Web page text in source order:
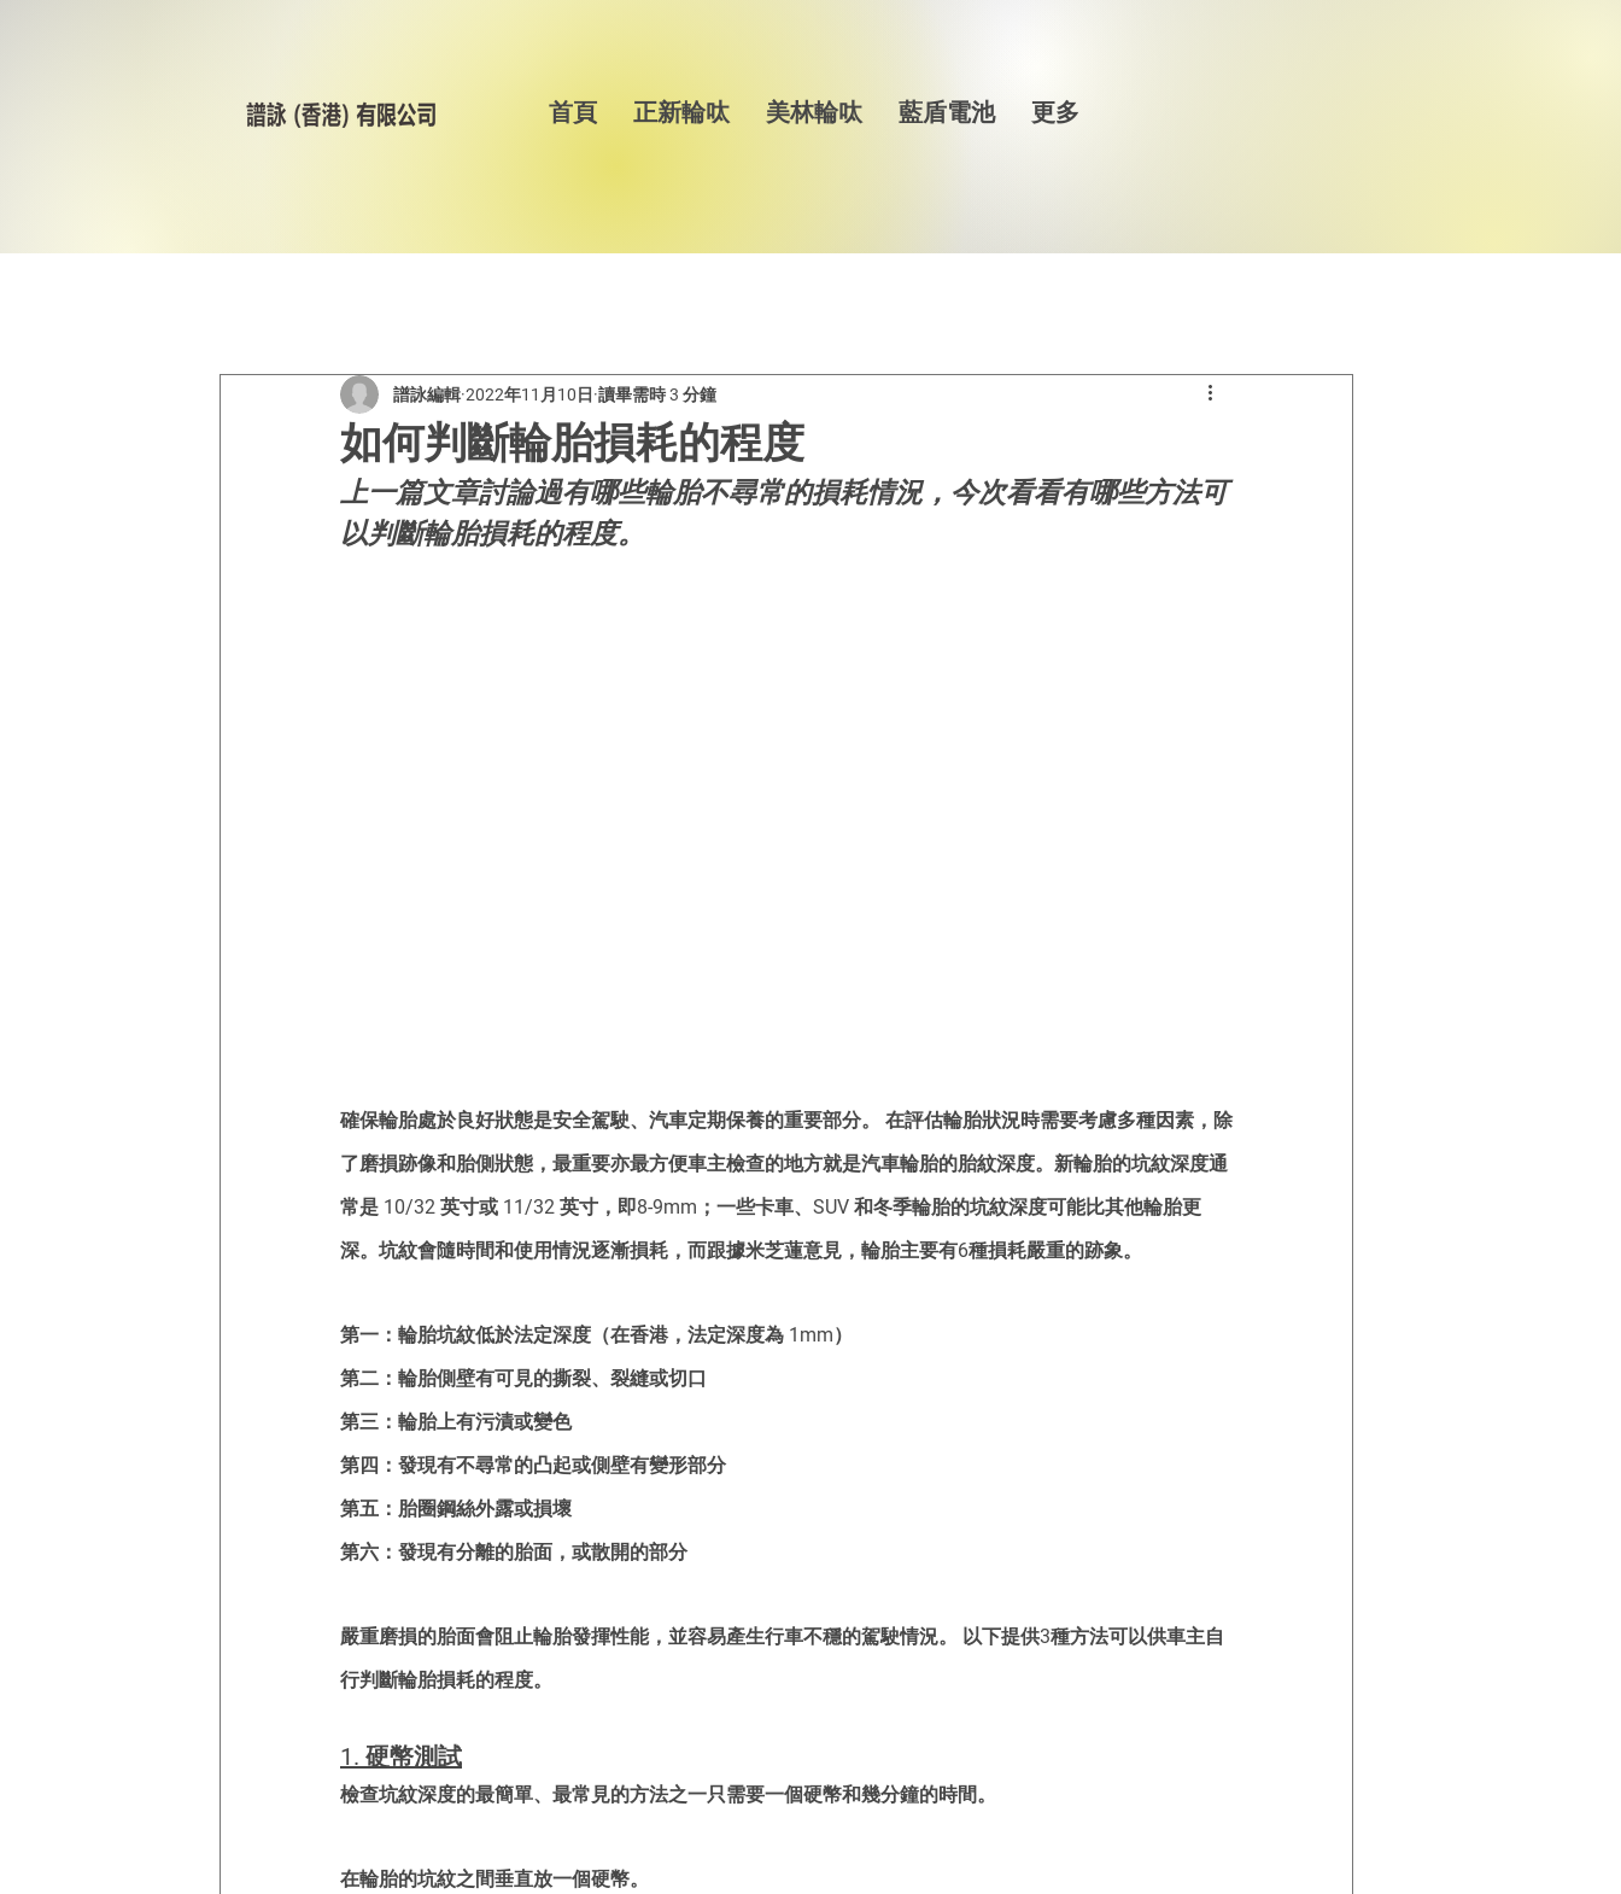
首頁 正新輪呔 美林輪呔 藍盾電池 更多
如何判斷輪胎損耗的程度
譜詠編輯 2022年11月10日 讀畢需時 3 分鐘
上一篇文章討論過有哪些輪胎不尋常的損耗情況，今次看看有哪些方法可
以判斷輪胎損耗的程度。
確保輪胎處於良好狀態是安全駕駛、汽車定期保養的重要部分。 在評估輪胎狀況時需要考慮多種因素，除
了磨損跡像和胎側狀態，最重要亦最方便車主檢查的地方就是汽車輪胎的胎紋深度。新輪胎的坑紋深度通
常是 10/32 英寸或 11/32 英寸，即8-9mm；一些卡車、SUV 和冬季輪胎的坑紋深度可能比其他輪胎更
深。坑紋會隨時間和使用情況逐漸損耗，而跟據米芝蓮意見，輪胎主要有6種損耗嚴重的跡象。
第一：輪胎坑紋低於法定深度（在香港，法定深度為 1mm）
第二：輪胎側壁有可見的撕裂、裂縫或切口
第三：輪胎上有污漬或變色
第四：發現有不尋常的凸起或側壁有變形部分
第五：胎圈鋼絲外露或損壞
第六：發現有分離的胎面，或散開的部分
嚴重磨損的胎面會阻止輪胎發揮性能，並容易產生行車不穩的駕駛情況。 以下提供3種方法可以供車主自
行判斷輪胎損耗的程度。
1. 硬幣測試
檢查坑紋深度的最簡單、最常見的方法之一只需要一個硬幣和幾分鐘的時間。
在輪胎的坑紋之間垂直放一個硬幣。